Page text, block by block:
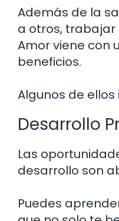
Además de la
a otros, trabajar
Amor viene con
beneficios.
Algunos de ellos
Desarrollo
Las
desarrollo son
Puedes